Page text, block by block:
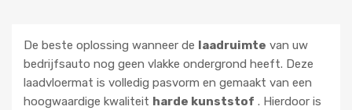
De beste oplossing wanneer de laadruimte van uw
bedrijfsauto nog geen vlakke ondergrond heeft. Deze
laadvloermat is volledig pasvorm en gemaakt van een
hoogwaardige kwaliteit harde kunststof . Hierdoor is